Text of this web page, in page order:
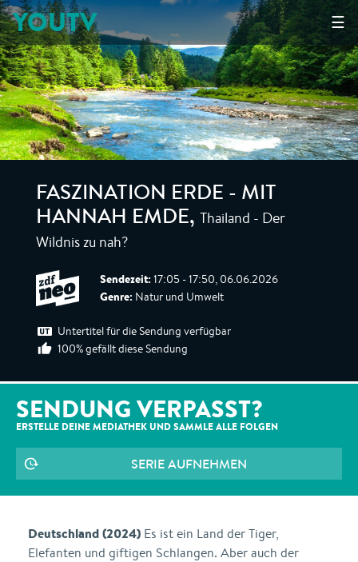
☰
YOUTV
FASZINATION ERDE - MIT
HANNAH EMDE, Thailand - Der
Wildnis zu nah?
Sendezeit: 17:05 - 17:50, 06.06.2026
Genre: Natur und Umwelt
Untertitel für die Sendung verfügbar
100% gefällt diese Sendung
SENDUNG VERPASST?
ERSTELLE DEINE MEDIATHEK UND SAMMLE ALLE FOLGEN
SERIE AUFNEHMEN
Deutschland (2024) Es ist ein Land der Tiger,
Elefanten und giftigen Schlangen. Aber auch der